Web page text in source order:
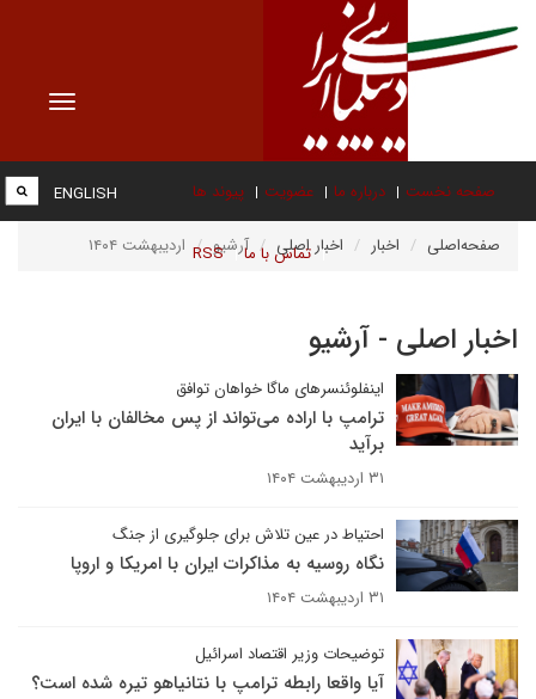
Toggle
صفحه نخست درباره ما عضویت پیوند ها
تماس با ما RSS
ENGLISH
صفحه‌اصلی اخبار اخبار اصلی آرشیو اردیبهشت ۱۴۰۴
اخبار اصلی - آرشیو
اینفلوئنسرهای ماگا خواهان توافق
ترامپ با اراده می‌تواند از پس مخالفان با ایران
برآید
۳۱ اردیبهشت ۱۴۰۴
احتیاط در عین تلاش برای جلوگیری از جنگ
نگاه روسیه به مذاکرات ایران با امریکا و اروپا
۳۱ اردیبهشت ۱۴۰۴
توضیحات وزیر اقتصاد اسرائیل
آیا واقعا رابطه ترامپ با نتانیاهو تیره شده است؟